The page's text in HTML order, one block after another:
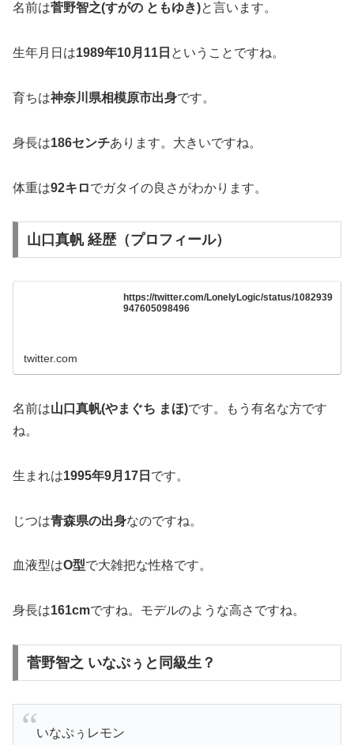
名前は菅野智之(すがの ともゆき)と言います。
生年月日は1989年10月11日 ということですね。
育ちは神奈川県相模原市出身です。
身長は186センチあります。大きいですね。
体重は92キロでガタイの良さがわかります。
山口真帆 経歴（プロフィール）
https://twitter.com/LoneIyLogic/status/1082939
947605098496
twitter.com
名前は山口真帆(やまぐち まほ)です。もう有名な方です
ね。
生まれは1995年9月17日 です。
じつは青森県の出身なのですね。
血液型はO型で大雑把な性格です。
身長は161cmですね。モデルのような高さですね。
菅野智之 いなぷぅと同級生？
いなぷぅレモン